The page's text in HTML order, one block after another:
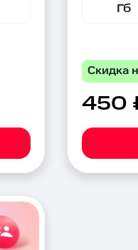
Гб
Скидка
450